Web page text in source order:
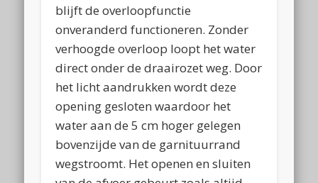
blijft de overloopfunctie
onveranderd functioneren. Zonder
verhoogde overloop loopt het water
direct onder de draairozet weg. Door
het licht aandrukken wordt deze
opening gesloten waardoor het
water aan de 5 cm hoger gelegen
bovenzijde van de garnituurrand
wegstroomt. Het openen en sluiten